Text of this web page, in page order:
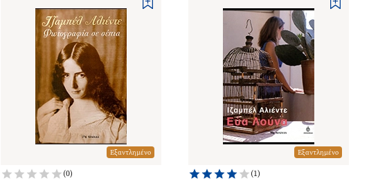
Εξαντλημένο
(0)
Εξαντλημένο
(1)